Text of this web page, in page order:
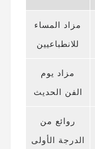
مزاد المساء
للانطباعيين
مزاد يوم
الفن الحديث
روائع من
الدرجة الأولى